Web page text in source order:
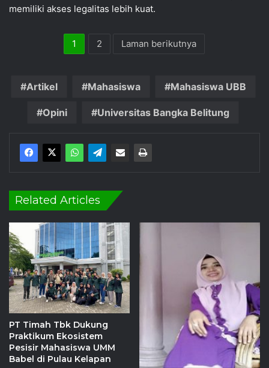
memiliki akses legalitas lebih kuat.
1 2 Laman berikutnya
Artikel Mahasiswa Mahasiswa UBB
Opini Universitas Bangka Belitung
Related Articles
PT Timah Tbk Dukung
Praktikum Ekosistem
Pesisir Mahasiswa UMM
Babel di Pulau Kelapan